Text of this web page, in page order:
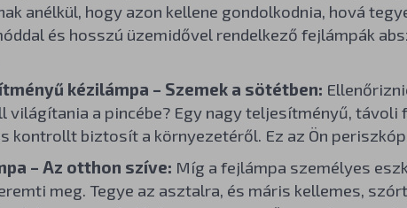
anélkül, hogy azon kellene gondolkodnia, hová
és hosszú üzemidővel rendelkező fejlámpák
kézilámpa – Szemek a sötétben:
világítania a pincébe? Egy nagy teljesítményű,
kontrollt biztosít a környezetéről. Ez az Ön
– Az otthon szíve: Míg a fejlámpa személyes
meg. Tegye az asztalra, és máris kellemes,